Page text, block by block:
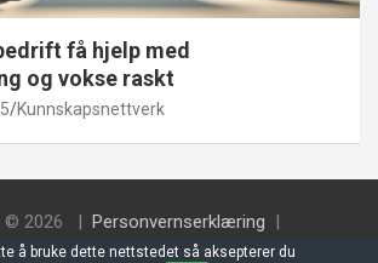
få hjelp med
og vokse raskt
Kunnskapsnettverk
© 2026
Personvernserklæring
Horse Proudly Powered by:WordPress
å bruke dette nettstedet så aksepterer du